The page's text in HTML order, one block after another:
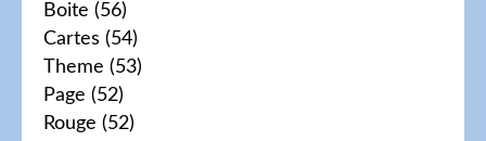
Boite (56)
Cartes (54)
Theme (53)
Page (52)
Rouge (52)